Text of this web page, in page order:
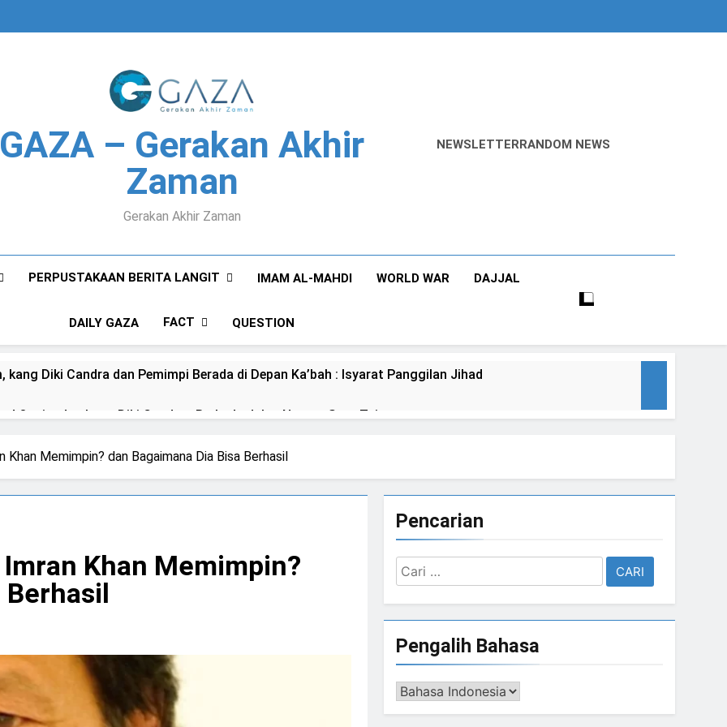
GAZA – Gerakan Akhir
Zaman
Gerakan Akhir Zaman
NEWSLETTERRANDOM NEWS
PERPUSTAKAAN BERITA LANGIT IMAM AL-MAHDI WORLD WAR DAJJAL
DAILY GAZA FACT QUESTION
kang Diki Candra dan Pemimpi Berada di Depan Ka’bah : Isyarat Panggilan Jihad
Qasim dan kang Diki Candra : Berbeda Jalan Namun Satu Tujuan
Bus, Qasim Naik Motor : Isyarat Jalan Qasim Berbeda Menuju Satu Bai’at
Sayyid Muhammad Qasim untuk Dibaiat di Depan Ka’bah
Deklarasi Kenabian Al-Mahdi di Rumah Allah ﷻ: Isyarat Penegasan Al Mahdi Adalah Muhammad Qasim
untuk Uzlah : “ Panggilan Pulang ke Tanah Uzlah Sebelum Pukul Sepuluh.”
Nusantara: Prabowo Lengser, kang Diki Candra Sang Satrio Piningit Tampil di Panggung
Khan Memimpin? dan Bagaimana Dia Bisa Berhasil
Khan Memimpin?
Berhasil
Pencarian
Cari
untuk:
Pengalih Bahasa
Pengalih